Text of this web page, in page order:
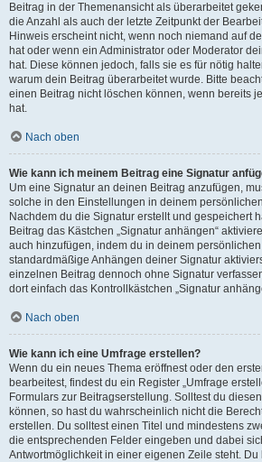
Beitrag in der Themenansicht als überarbeitet
die Anzahl als auch der letzte Zeitpunkt der
Hinweis erscheint nicht, wenn noch niemand auf
hat oder wenn ein Administrator oder Moderator
hat. Diese können jedoch, falls sie es für nötig
warum dein Beitrag überarbeitet wurde. Bitte
einen Beitrag nicht löschen können, wenn bereits
hat.
Nach oben
Wie kann ich meinem Beitrag eine Signatur
Um eine Signatur an deinen Beitrag anzufügen,
solche in den Einstellungen in deinem
Nachdem du die Signatur erstellt und gespeichert
Beitrag das Kästchen „Signatur anhängen“
auch hinzufügen, indem du in deinem
standardmäßige Anhängen deiner Signatur
einzelnen Beitrag dennoch ohne Signatur
dort einfach das Kontrollkästchen „Signatur
Nach oben
Wie kann ich eine Umfrage erstellen?
Wenn du ein neues Thema eröffnest oder den
bearbeitest, findest du ein Register „Umfrage
Formulars zur Beitragserstellung. Solltest du
können, so hast du wahrscheinlich nicht die
erstellen. Du solltest einen Titel und mindestens
die entsprechenden Felder eingeben und dabei
Antwortmöglichkeit in einer eigenen Zeile steht. Du